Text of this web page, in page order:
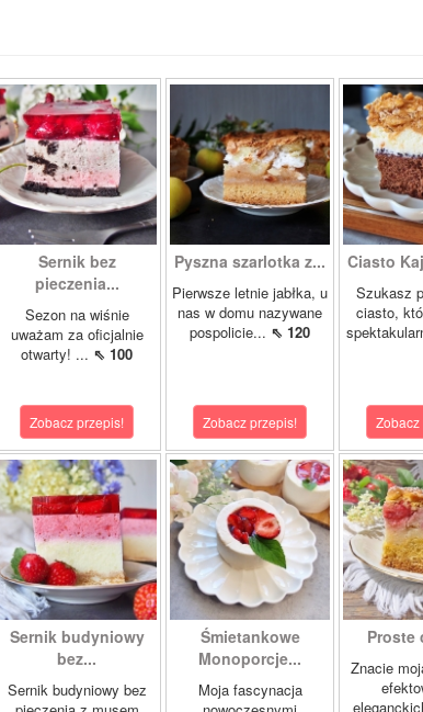
Sernik bez
pieczenia...
Sezon na wiśnie
uważam za oficjalnie
otwarty! ... ⇖ 100
Zobacz przepis!
Pyszna szarlotka z...
Pierwsze letnie jabłka, u
nas w domu nazywane
pospolicie... ⇖ 120
Zobacz przepis!
Ciasto
Szukasz
ciasto,
Sernik budyniowy
bez...
Sernik budyniowy bez
Śmietankowe
Monoporcje...
Moja fascynacja
Proste
Znacie